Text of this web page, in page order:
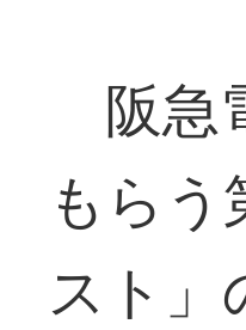
阪急
もら
スト」